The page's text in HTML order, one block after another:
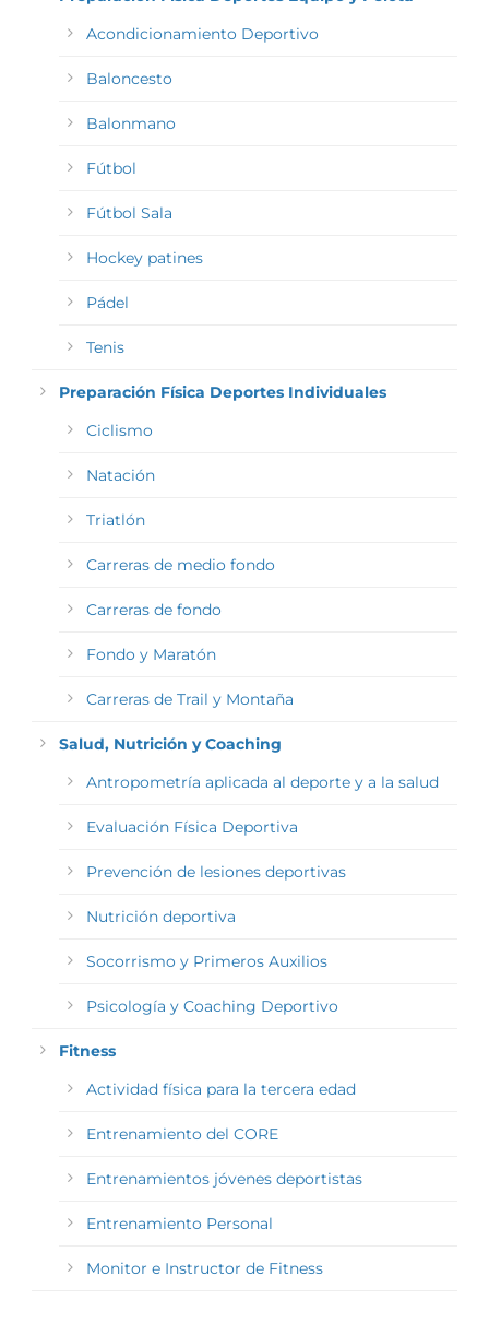
Acondicionamiento Deportivo
Baloncesto
Balonmano
Fútbol
Fútbol Sala
Hockey patines
Pádel
Tenis
Preparación Física Deportes Individuales
Ciclismo
Natación
Triatlón
Carreras de medio fondo
Carreras de fondo
Fondo y Maratón
Carreras de Trail y Montaña
Salud, Nutrición y Coaching
Antropometría aplicada al deporte y a la salud
Evaluación Física Deportiva
Prevención de lesiones deportivas
Nutrición deportiva
Socorrismo y Primeros Auxilios
Psicología y Coaching Deportivo
Fitness
Actividad física para la tercera edad
Entrenamiento del CORE
Entrenamientos jóvenes deportistas
Entrenamiento Personal
Monitor e Instructor de Fitness